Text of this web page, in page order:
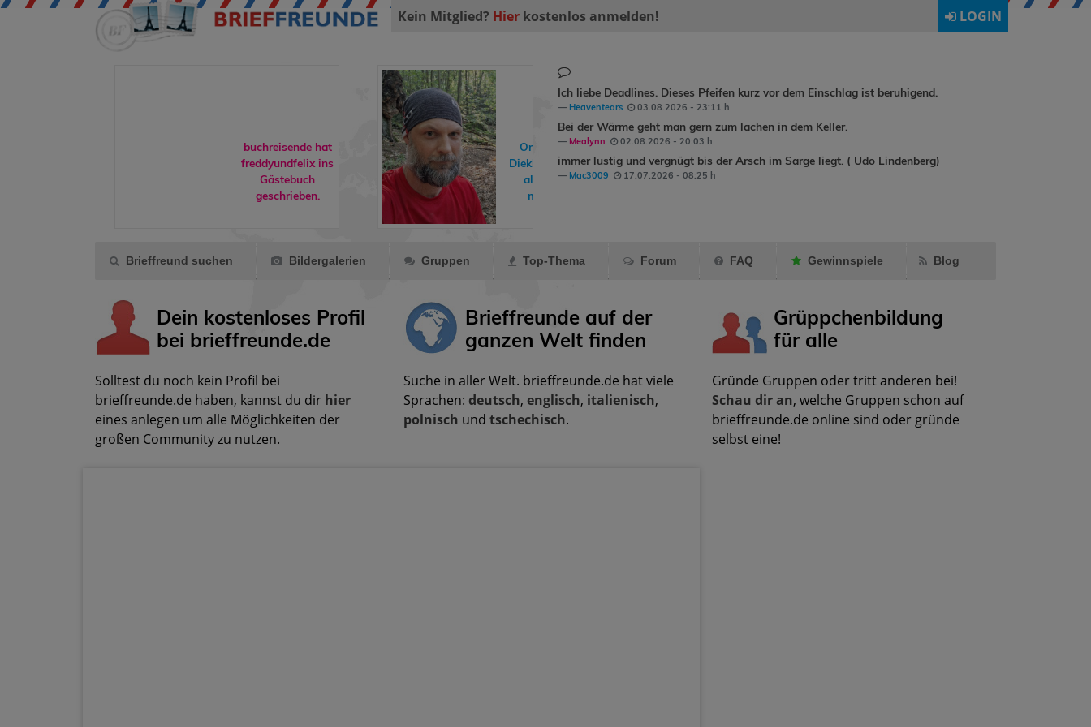
Kein Mitglied? Hier kostenlos anmelden! LOGIN
buchreisende hat
freddyundfelix ins
Gästebuch
geschrieben.
Ormlinghat
DiekleinenDinge
als Freund
markiert.
freddyundfelix
buchreisendeein
Ich liebe Deadlines. Dieses Pfeifen kurz vor dem Einschlag ist beruhigend.
Heaventears 03.08.2026 - 23:11 h
Bei der Wärme geht man gern zum lachen in dem Keller.
Mealynn 02.08.2026 - 20:03 h
immer lustig und vergnügt bis der Arsch im Sarge liegt. ( Udo Lindenberg)
Mac3009 17.07.2026 - 08:25 h
Brieffreund suchen Bildergalerien Gruppen Top-Thema Forum FAQ Gewinnspiele Blog
Dein kostenloses Profil
bei brieffreunde.de
Solltest du noch kein Profil bei
brieffreunde.de haben, kannst du dir hier
eines anlegen um alle Möglichkeiten der
großen Community zu nutzen.
Brieffreunde auf der
ganzen Welt finden
Suche in aller Welt. brieffreunde.de hat viele
Sprachen: deutsch, englisch, italienisch,
polnisch und tschechisch.
Grüppchenbildung
für alle
Gründe Gruppen oder tritt anderen bei!
Schau dir an, welche Gruppen schon auf
brieffreunde.de online sind oder gründe
selbst eine!